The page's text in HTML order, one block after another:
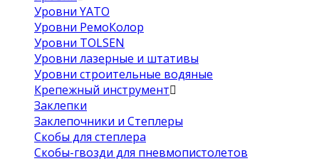
Уровни YATO
Уровни РемоКолор
Уровни TOLSEN
Уровни лазерные и штативы
Уровни строительные водяные
Крепежный инструмент
Заклепки
Заклепочники и Степлеры
Скобы для степлера
Скобы-гвозди для пневмопистолетов